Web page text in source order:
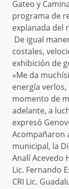
Gateo y
programa de
explanada del
De igual
costales,
exhibición de
«Me da
energía
momento de
adelante, a
expresó
Acompañaron
municipal, la
Analí Acevedo
Lic. Fernando
CRI Lic.